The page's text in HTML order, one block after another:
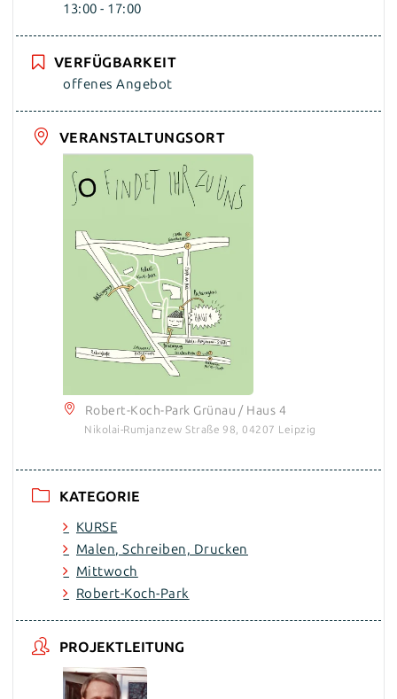
13:00 - 17:00
VERFÜGBARKEIT
offenes Angebot
VERANSTALTUNGSORT
Robert-Koch-Park Grünau / Haus 4
Nikolai-Rumjanzew Straße 98, 04207 Leipzig
KATEGORIE
KURSE
Malen, Schreiben, Drucken
Mittwoch
Robert-Koch-Park
PROJEKTLEITUNG